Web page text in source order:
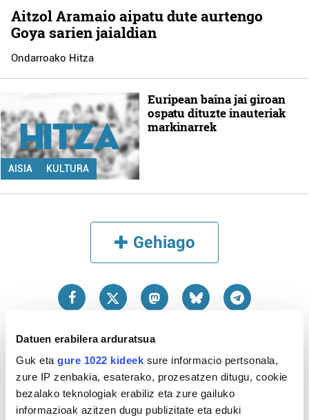
Datuen erabilera arduratsua
Guk eta gure 1022 kideek sure informacio pertsonala,
zure IP zenbakia, esaterako, prozesatzen ditugu, cookie
bezalako teknologiak erabiliz eta zure gailuko
informazioak azitzen dugu publizitate eta eduki
Aitzol Aramaio aipatu dute aurtengo
Goya sarien jaialdian
Ondarroako Hitza
AISIA KULTURA
Euripean baina jai giroan
ospatu dituzte inauteriak
markinarrek
Gehiago
Azken 3 egunetako irakurrienak